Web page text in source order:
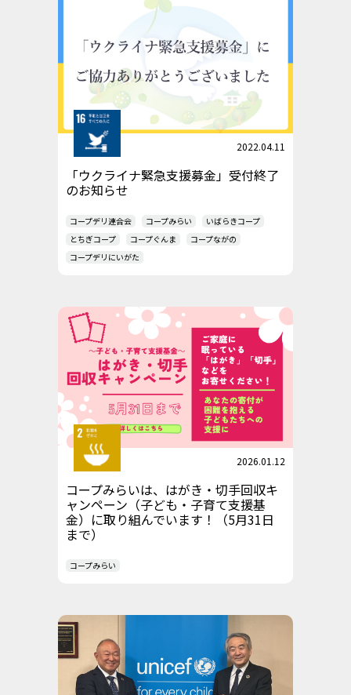
2022.04.11
「ウクライナ緊急支援募金」受付終了
のお知らせ
コープデリ連合会 コープみらい
いばらきコープ
とちぎコープ
コープぐんま
コープながの
コープデリにいがた
2026.01.12
コープみらいは、はがき・切手回収キ
ャンペーン（子ども・子育て支援基
金）に取り組んでいます！（5月31日
まで）
コープみらい